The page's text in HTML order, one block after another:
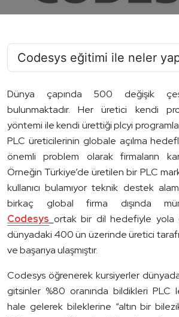
Dünya çapında 500 değişik
bulunmaktadır. Her üretici kendi
yöntemi ile kendi ürettiği plcyi
PLC üreticilerinin globale açılma
önemli problem olarak firmaların
Örneğin Türkiye’de üretilen bir PLC
kullanıcı bulamıyor teknik destek
birkaç global firma dışında
Codesys ortak bir dil hedefiyle yola
dünyadaki 400 ün üzerinde üretici
ve başarıya ulaşmıştır.
Codesys öğrenerek kursiyerler
gitsinler %80 oranında bildikleri PLC
hale gelerek bileklerine “altın bir